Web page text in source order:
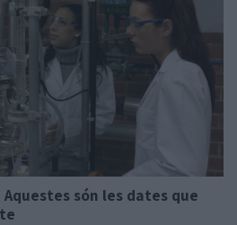
són les dates que